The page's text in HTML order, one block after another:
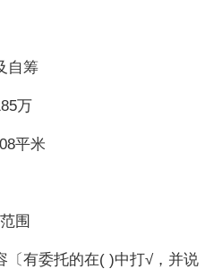
自筹
万
平米
围
〔有委托的在( )中打√，并说